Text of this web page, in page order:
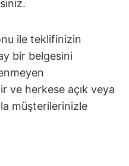
ile teklifinizin
bir belgesini
ve herkese açık veya
müşterilerinizle